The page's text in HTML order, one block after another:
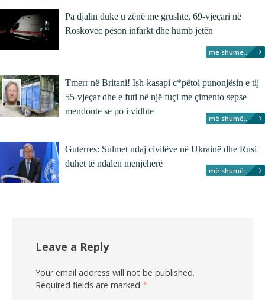
Pa djalin duke u zënë me grushte, 69-vjeçari në
Roskovec pëson infarkt dhe humb jetën
më shumë...
Tmerr në Britani! Ish-kasapi c*pëtoi punonjësin e tij
55-vjeçar dhe e futi në një fuçi me çimento sepse
mendonte se po i vidhte
më shumë...
Guterres: Sulmet ndaj civilëve në Ukrainë dhe Rusi
duhet të ndalen menjëherë
më shumë...
Leave a Reply
Your email address will not be published.
Required fields are marked *